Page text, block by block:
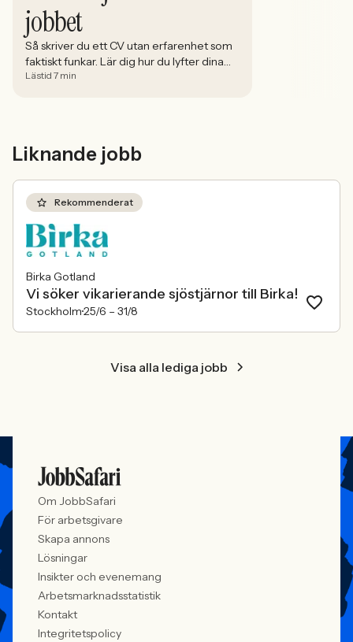
jobbet
Så skriver du ett CV utan erfarenhet som
faktiskt funkar. Lär dig hur du lyfter dina
styrkor, strukturerar rätt och omvandlar
Lästid 7 min
Liknande jobb
Rekommenderat
Birka Gotland
Vi söker vikarierande sjöstjärnor till Birka!
Stockholm25/6 – 31/8
Visa alla lediga jobb
Om JobbSafari
För arbetsgivare
Skapa annons
Lösningar
Insikter och evenemang
Arbetsmarknadsstatistik
Kontakt
Integritetspolicy